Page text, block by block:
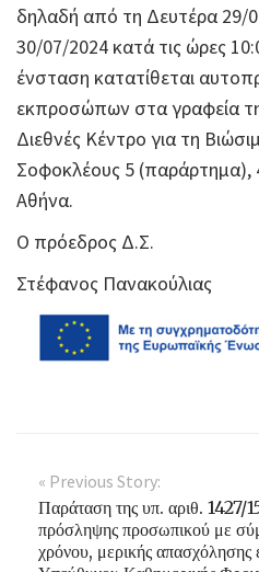
δηλαδή από τη Δευτέρα 29/
30/07/2024 κατά τις ώρες
ένσταση κατατίθεται
εκπροσώπων στα γραφεία
Διεθνές Κέντρο για τη
Σοφοκλέους 5 (παράρτημα),
Αθήνα.
Ο πρόεδρος Δ.Σ.
Στέφανος Πανακούλιας
« Previous Story:
Παράταση της υπ. αριθ.
πρόσληψης προσωπικού με
χρόνου, μερικής